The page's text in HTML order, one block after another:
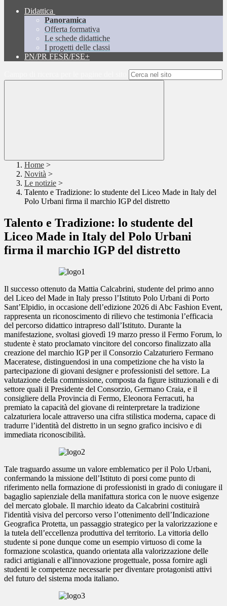
Didattica
Panoramica
Offerta formativa
Le schede didattiche
I progetti delle classi
PN/PR FESR/FSE+
Home >
Novità >
Le notizie >
Talento e Tradizione: lo studente del Liceo Made in Italy del
Polo Urbani firma il marchio IGP del distretto
Talento e Tradizione: lo studente del
Liceo Made in Italy del Polo Urbani
firma il marchio IGP del distretto
Il successo ottenuto da Mattia Calcabrini, studente del primo anno
del Liceo del Made in Italy presso l’Istituto Polo Urbani di Porto
Sant’Elpidio, in occasione dell’edizione 2026 di Abc Fashion Event,
rappresenta un riconoscimento di rilievo che testimonia l’efficacia
del percorso didattico intrapreso dall’Istituto. Durante la
manifestazione, svoltasi giovedì 19 marzo presso il Fermo Forum, lo
studente è stato proclamato vincitore del concorso finalizzato alla
creazione del marchio IGP per il Consorzio Calzaturiero Fermano
Maceratese, distinguendosi in una competizione che ha visto la
partecipazione di giovani designer e professionisti del settore. La
valutazione della commissione, composta da figure istituzionali e di
settore quali il Presidente del Consorzio, Germano Craia, e il
consigliere della Provincia di Fermo, Eleonora Ferracuti, ha
premiato la capacità del giovane di reinterpretare la tradizione
calzaturiera locale attraverso una cifra stilistica moderna, capace di
tradurre l’identità del distretto in un segno grafico incisivo e di
immediata riconoscibilità.
Tale traguardo assume un valore emblematico per il Polo Urbani,
confermando la missione dell’Istituto di porsi come punto di
riferimento nella formazione di professionisti in grado di coniugare il
bagaglio sapienziale della manifattura storica con le nuove esigenze
del mercato globale. Il marchio ideato da Calcabrini costituirà
l'identità visiva del percorso verso l’ottenimento dell’Indicazione
Geografica Protetta, un passaggio strategico per la valorizzazione e
la tutela dell’eccellenza produttiva del territorio. La vittoria dello
studente si pone dunque come un esempio virtuoso di come la
formazione scolastica, quando orientata alla valorizzazione delle
radici artigianali e all'innovazione progettuale, possa fornire agli
studenti le competenze necessarie per diventare protagonisti attivi
del futuro del sistema moda italiano.